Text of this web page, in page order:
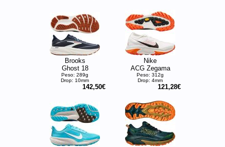
Brooks
Ghost 18
Peso: 289g
Drop: 10mm
142,50€
Nike
ACG Zegama
Peso: 312g
Drop: 4mm
121,28€